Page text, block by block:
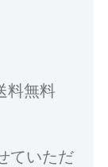
料無料
ていただ